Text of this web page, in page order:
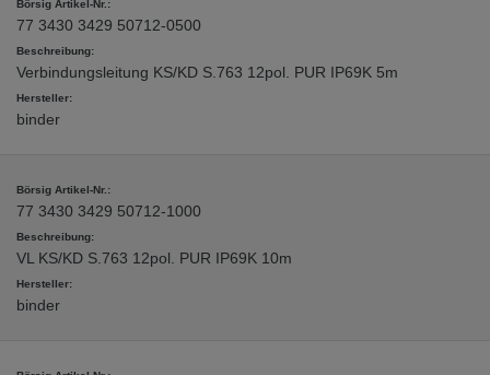
77 3430 3429 50712-0500
Verbindungsleitung KS/KD S.763 12pol. PUR IP69K 5m
binder
77 3430 3429 50712-1000
VL KS/KD S.763 12pol. PUR IP69K 10m
binder